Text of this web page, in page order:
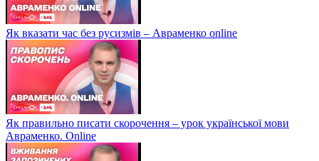
Як вказати час без русизмів – Авраменко online
Як правильно писати скорочення – урок української мови
Авраменко. Online